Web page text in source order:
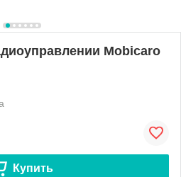
Mobicaro
Купить